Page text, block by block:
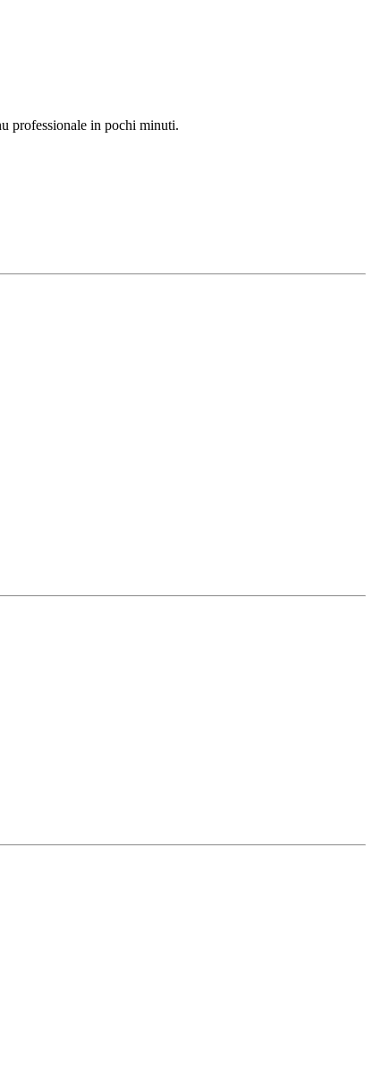
professionale in pochi minuti.